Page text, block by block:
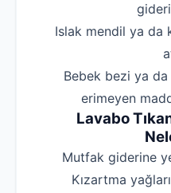
‌Islak mendil ya da
‌Bebek bezi ya
erimeyen
Lavabo
‌Mutfak giderine
‌Kızartma